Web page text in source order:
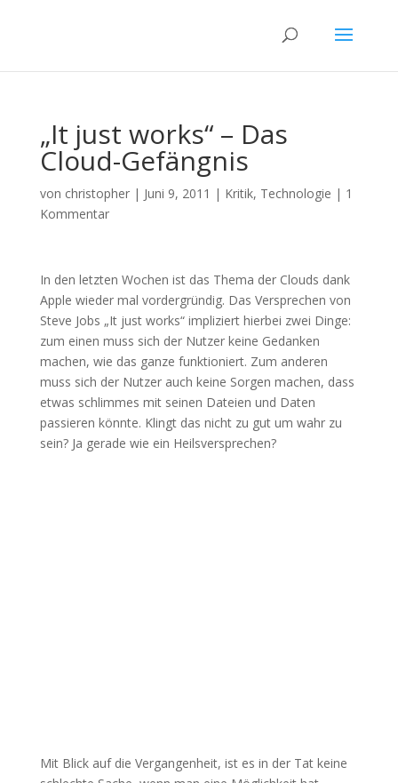
„It just works“ – Das
Cloud-Gefängnis
von christopher| Juni 9, 2011 | Kritik, Technologie | 1
Kommentar
In den letzten Wochen ist das Thema der Clouds dank
Apple wieder mal vordergründig. Das Versprechen von
Steve Jobs „It just works“ impliziert hierbei zwei Dinge:
zum einen muss sich der Nutzer keine Gedanken
machen, wie das ganze funktioniert. Zum anderen
muss sich der Nutzer auch keine Sorgen machen, dass
etwas schlimmes mit seinen Dateien und Daten
passieren könnte. Klingt das nicht zu gut um wahr zu
sein? Ja gerade wie ein Heilsversprechen?
Mit Blick auf die Vergangenheit, ist es in der Tat keine